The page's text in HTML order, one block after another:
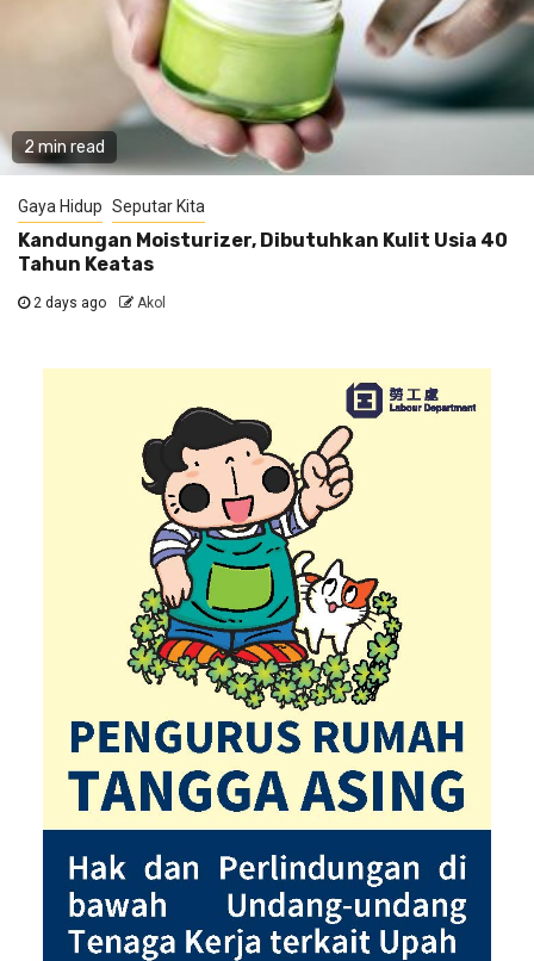
2 min read
Gaya Hidup Seputar Kita
Kandungan Moisturizer, Dibutuhkan Kulit Usia 40
Tahun Keatas
2 days ago Akol